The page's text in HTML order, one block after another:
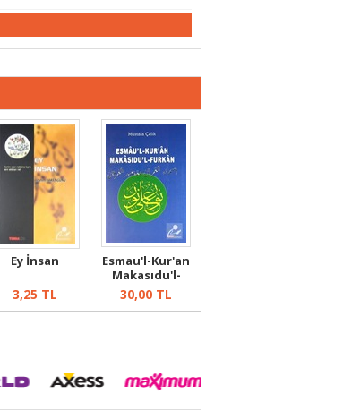
Ey İnsan
3,25 TL
Esmau'l-Kur'an
Makasıdu'l-
Furkan
30,00 TL